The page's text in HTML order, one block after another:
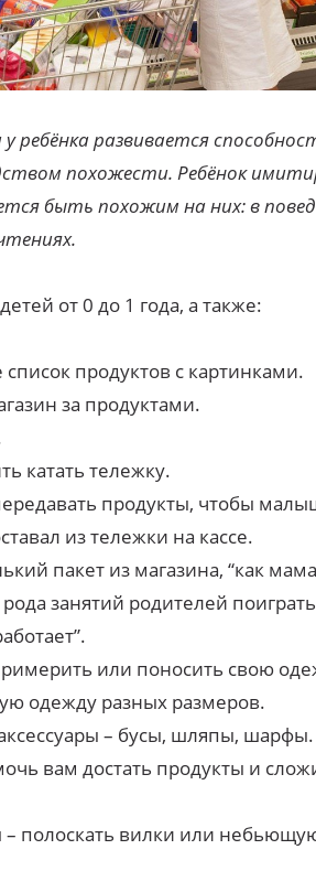
ребёнка развивается
похожести. Ребёнок
быть похожим на них: в
от 0 до 1 года, а также:
список продуктов с картинками.
за продуктами.
катать тележку.
продукты, чтобы
из тележки на кассе.
пакет из магазина, “как
занятий родителей
или поносить свою
одежду разных размеров.
– бусы, шляпы, шарфы.
вам достать продукты и
полоскать вилки или